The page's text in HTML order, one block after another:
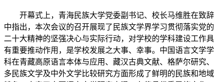
开幕式上，青海民族大学党委副书记、校长马维胜在致辞
中指出，本次会议的召开展现了民族文学界学习贯彻落实党的
二十大精神的坚强决心与实际行动，对学校的学科建设工作具
有重要推动作用，是学校发展之大事、幸事。中国语言文学学
科在青藏高原语言本体与应用、藏汉古典文献、格萨尔研究、
多民族文学及中外文学比较研究方面形成了鲜明的民族和地域